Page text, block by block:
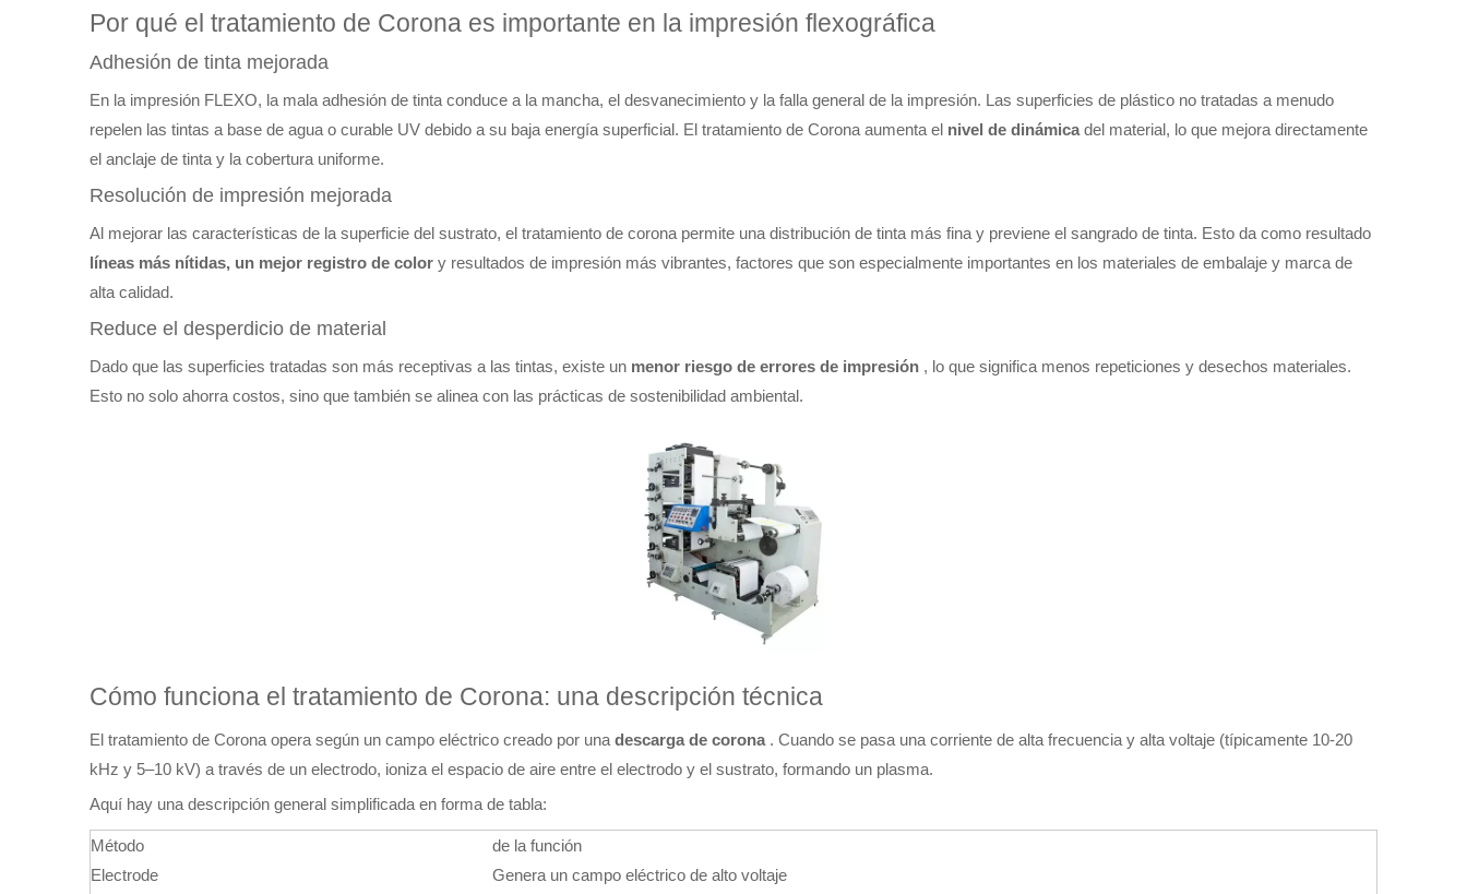
Por qué el tratamiento de Corona es importante en la impresión flexográfica
Adhesión de tinta mejorada
En la impresión FLEXO, la mala adhesión de tinta conduce a la mancha, el desvanecimiento y la falla general de la impresión. Las superficies de plástico no tratadas a menudo
repelen las tintas a base de agua o curable UV debido a su baja energía superficial. El tratamiento de Corona aumenta el nivel de dinámica del material, lo que mejora directamente
el anclaje de tinta y la cobertura uniforme.
Resolución de impresión mejorada
Al mejorar las características de la superficie del sustrato, el tratamiento de corona permite una distribución de tinta más fina y previene el sangrado de tinta. Esto da como resultado
líneas más nítidas, un mejor registro de color y resultados de impresión más vibrantes, factores que son especialmente importantes en los materiales de embalaje y marca de
alta calidad.
Reduce el desperdicio de material
Dado que las superficies tratadas son más receptivas a las tintas, existe un menor riesgo de errores de impresión , lo que significa menos repeticiones y desechos materiales.
Esto no solo ahorra costos, sino que también se alinea con las prácticas de sostenibilidad ambiental.
Cómo funciona el tratamiento de Corona: una descripción técnica
El tratamiento de Corona opera según un campo eléctrico creado por una descarga de corona . Cuando se pasa una corriente de alta frecuencia y alta voltaje (típicamente 10-20
kHz y 5–10 kV) a través de un electrodo, ioniza el espacio de aire entre el electrodo y el sustrato, formando un plasma.
Aquí hay una descripción general simplificada en forma de tabla:
Método
de la función
Electrode
Genera un campo eléctrico de alto voltaje